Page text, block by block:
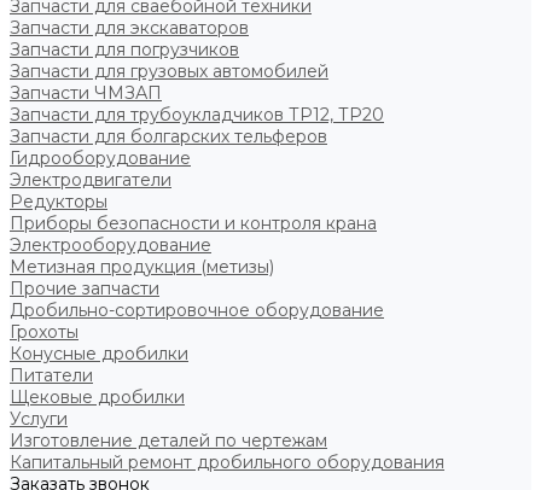
Запчасти для сваебойной техники
Запчасти для экскаваторов
Запчасти для погрузчиков
Запчасти для грузовых автомобилей
Запчасти ЧМЗАП
Запчасти для трубоукладчиков ТР12, ТР20
Запчасти для болгарских тельферов
Гидрооборудование
Электродвигатели
Редукторы
Приборы безопасности и контроля крана
Электрооборудование
Метизная продукция (метизы)
Прочие запчасти
Дробильно-сортировочное оборудование
Грохоты
Конусные дробилки
Питатели
Щековые дробилки
Услуги
Изготовление деталей по чертежам
Капитальный ремонт дробильного оборудования
Заказать звонок